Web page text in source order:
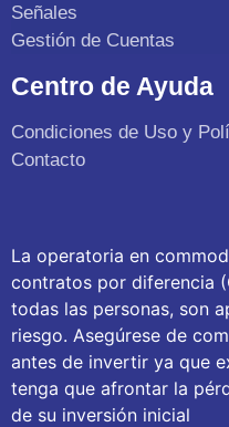
Señales
Gestión de Cuentas
Centro de Ayuda
Condiciones de Uso y
Contacto
La operatoria en
contratos por diferencia
todas las personas, son
riesgo. Asegúrese de
antes de invertir ya que
tenga que afrontar la
de su inversión inicial